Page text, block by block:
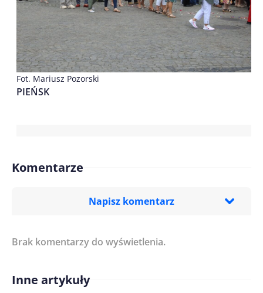
Fot. Mariusz Pozorski
PIEŃSK
Komentarze
Napisz komentarz
Treść komentarza*
Imię/ Nick*
Brak komentarzy do wyświetlenia.
Inne artykuły